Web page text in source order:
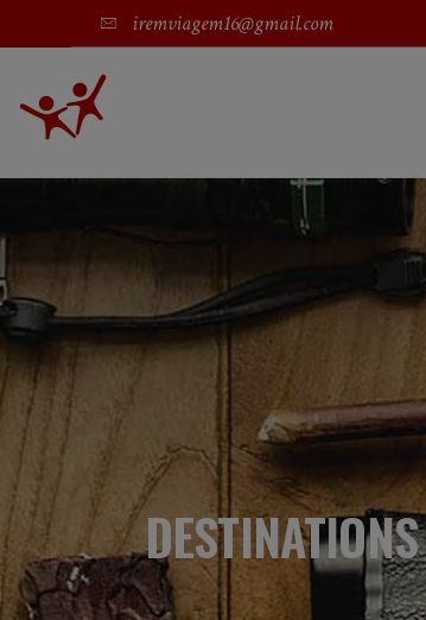
iremviagem16@gmail.com
DESTINATIONS